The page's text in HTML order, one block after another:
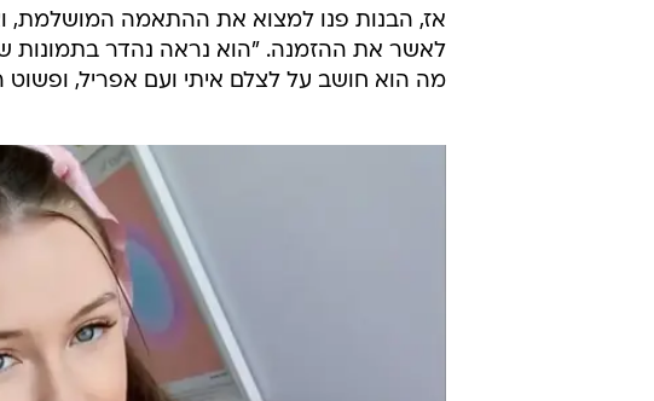
אז, הבנות פנו למצוא את ההתאמה המושלמת,
לאשר את ההזמנה. "הוא נראה נהדר בתמונות
מה הוא חושב על לצלם איתי ועם אפריל,